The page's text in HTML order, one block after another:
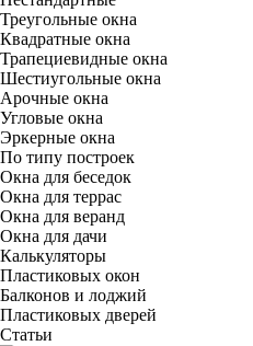
Треугольные окна
Квадратные окна
Трапециевидные окна
Шестиугольные окна
Арочные окна
Угловые окна
Эркерные окна
По типу построек
Окна для беседок
Окна для террас
Окна для веранд
Окна для дачи
Калькуляторы
Пластиковых окон
Балконов и лоджий
Пластиковых дверей
Статьи